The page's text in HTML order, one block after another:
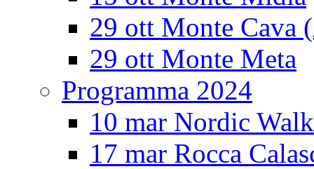
29 ott Monte Cava
29 ott Monte Meta
Programma 2024
10 mar Nordic
17 mar Rocca